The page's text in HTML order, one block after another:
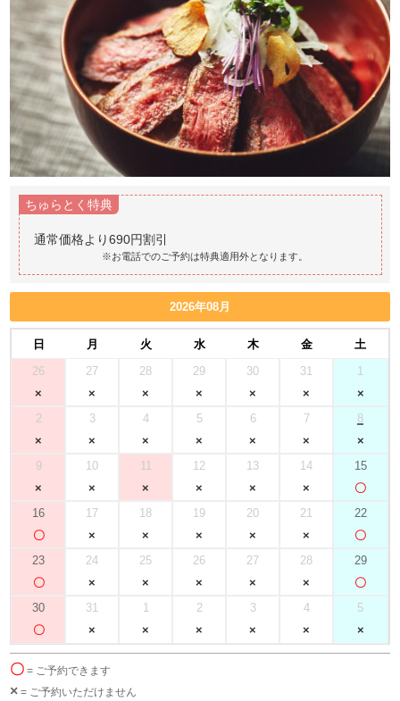
ちゅらとく特典
※お電話でのご予約は特典適用外となります。
2026年08月
日 月 火 水 木 金
土
26
27 28 29 30 31 1
2 3 4 5 6 7 8
9 10 11 12 13 14 15
16 17 18 19 20 21 22
23 24 25 26 27 28 29
30 31 1 2 3 4 5
〇 = ご予約できます
× = ご予約いただけません